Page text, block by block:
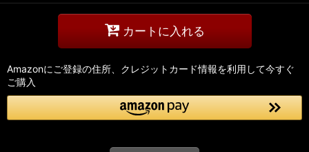
カートに入れる
Amazonにご登録の住所、クレジットカード情報を利用して今すぐ
ご購入